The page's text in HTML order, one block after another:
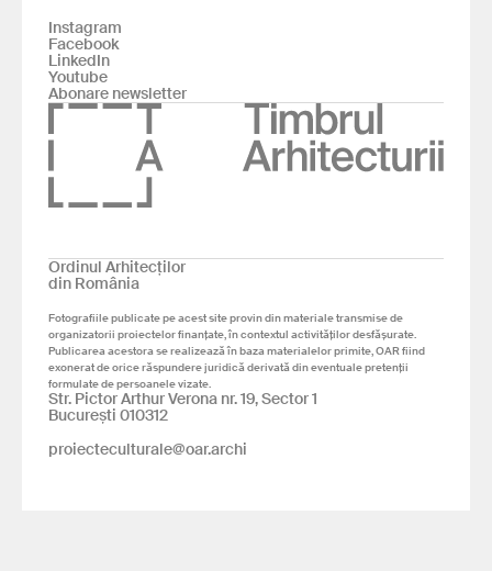
Instagram
Facebook
LinkedIn
Youtube
Abonare newsletter
Ordinul Arhitecților
din România
Fotografiile publicate pe acest site provin din materiale transmise de
organizatorii proiectelor finanțate, în contextul activităților desfășurate.
Publicarea acestora se realizează în baza materialelor primite, OAR fiind
exonerat de orice răspundere juridică derivată din eventuale pretenții
formulate de persoanele vizate.
Str. Pictor Arthur Verona nr. 19, Sector 1
București 010312
proiecteculturale@oar.archi